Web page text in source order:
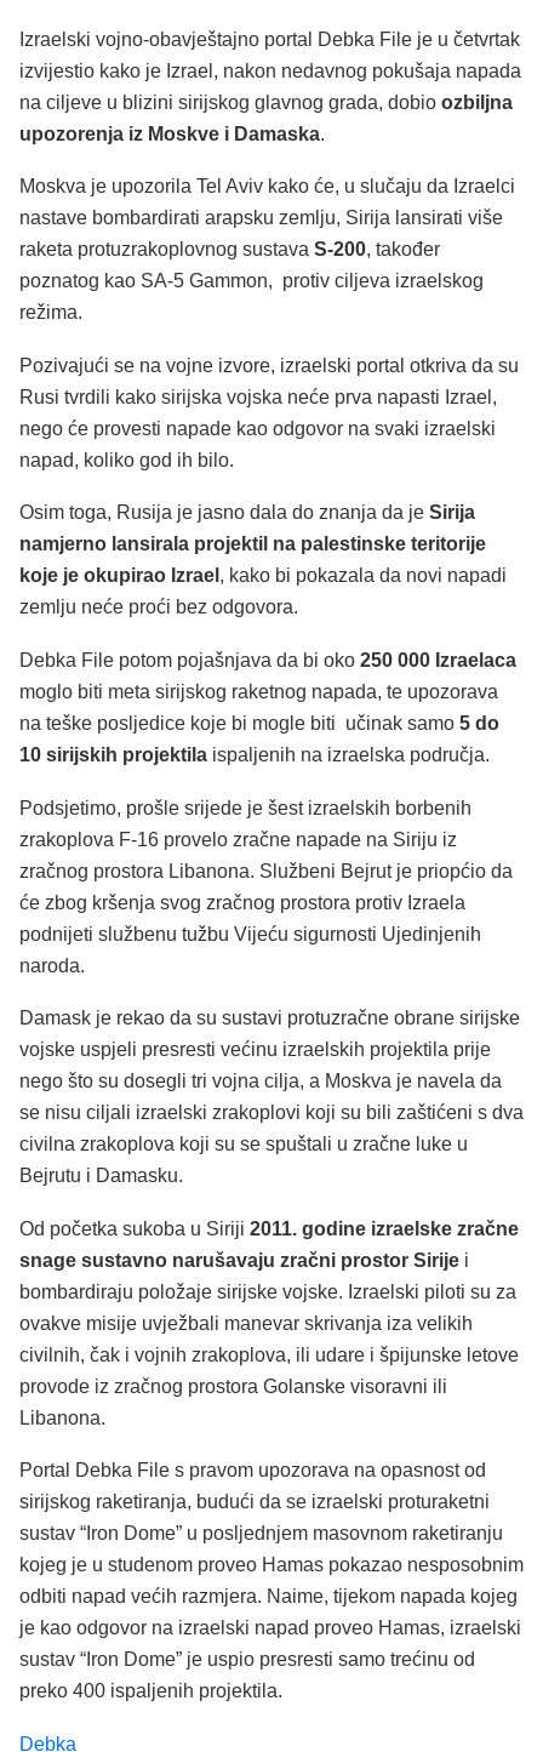
Izraelski vojno-obavještajno portal Debka File je u četvrtak
izvijestio kako je Izrael, nakon nedavnog pokušaja napada
na ciljeve u blizini sirijskog glavnog grada, dobio ozbiljna
upozorenja iz Moskve i Damaska.
Moskva je upozorila Tel Aviv kako će, u slučaju da Izraelci
nastave bombardirati arapsku zemlju, Sirija lansirati više
raketa protuzrakoplovnog sustava S-200, također
poznatog kao SA-5 Gammon, protiv ciljeva izraelskog
režima.
Pozivajući se na vojne izvore, izraelski portal otkriva da su
Rusi tvrdili kako sirijska vojska neće prva napasti Izrael,
nego će provesti napade kao odgovor na svaki izraelski
napad, koliko god ih bilo.
Osim toga, Rusija je jasno dala do znanja da je Sirija
namjerno lansirala projektil na palestinske teritorije
koje je okupirao Izrael , kako bi pokazala da novi napadi
zemlju neće proći bez odgovora.
Debka File potom pojašnjava da bi oko 250 000 Izraelaca
moglo biti meta sirijskog raketnog napada, te upozorava
na teške posljedice koje bi mogle biti učinak samo 5 do
10 sirijskih projektila ispaljenih na izraelska područja.
Podsjetimo, prošle srijede je šest izraelskih borbenih
zrakoplova F-16 provelo zračne napade na Siriju iz
zračnog prostora Libanona. Službeni Bejrut je priopćio da
će zbog kršenja svog zračnog prostora protiv Izraela
podnijeti službenu tužbu Vijeću sigurnosti Ujedinjenih
naroda.
Damask je rekao da su sustavi protuzračne obrane sirijske
vojske uspjeli presresti većinu izraelskih projektila prije
nego što su dosegli tri vojna cilja, a Moskva je navela da
se nisu ciljali izraelski zrakoplovi koji su bili zaštićeni s dva
civilna zrakoplova koji su se spuštali u zračne luke u
Bejrutu i Damasku.
Od početka sukoba u Siriji 2011. godine izraelske zračne
snage sustavno narušavaju zračni prostor Sirije i
bombardiraju položaje sirijske vojske. Izraelski piloti su za
ovakve misije uvježbali manevar skrivanja iza velikih
civilnih, čak i vojnih zrakoplova, ili udare i špijunske letove
provode iz zračnog prostora Golanske visoravni ili
Libanona.
Portal Debka File s pravom upozorava na opasnost od
sirijskog raketiranja, budući da se izraelski proturaketni
sustav “Iron Dome” u posljednjem masovnom raketiranju
kojeg je u studenom proveo Hamas pokazao nesposobnim
odbiti napad većih razmjera. Naime, tijekom napada kojeg
je kao odgovor na izraelski napad proveo Hamas, izraelski
sustav “Iron Dome” je uspio presresti samo trećinu od
preko 400 ispaljenih projektila.
Debka